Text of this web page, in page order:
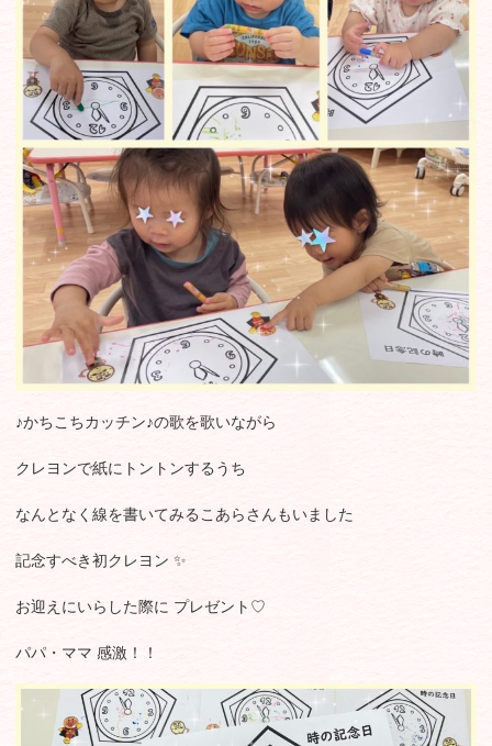
♪かちこちカッチン♪の歌を歌いながら
クレヨンで紙にトントンするうち
なんとなく線を書いてみるこあらさんもいました
記念すべき初クレヨン ✨
お迎えにいらした際に プレゼント♡
パパ・ママ 感激！！